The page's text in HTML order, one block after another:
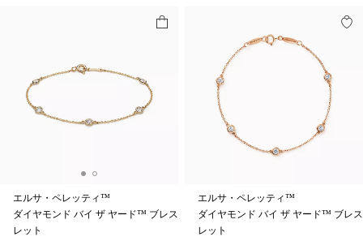
エルサ・ペレッティ™
ダイヤモンド バイ ザ ヤード™ ブレス
レット
エルサ・ペレッティ™
ダイヤモンド バイ ザ ヤード™ ブレス
レット